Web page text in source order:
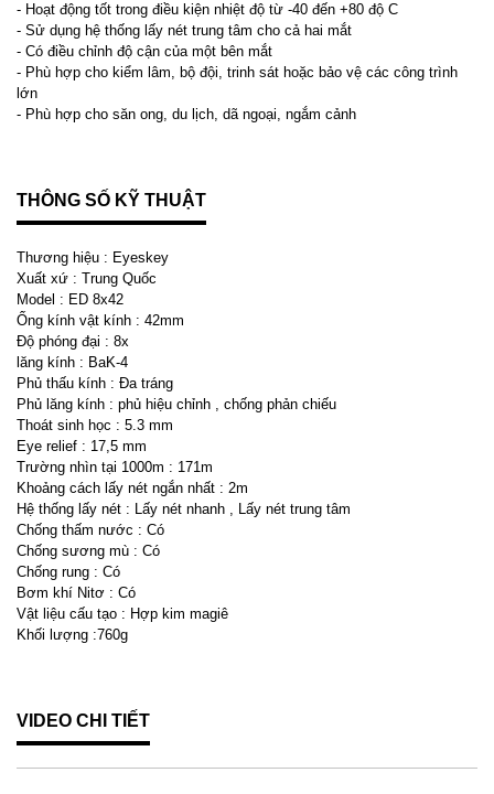
- Hoạt động tốt trong điều kiện nhiệt độ từ -40 đến +80 độ C
- Sử dụng hệ thống lấy nét trung tâm cho cả hai mắt
- Có điều chỉnh độ cận của một bên mắt
- Phù hợp cho kiểm lâm, bộ đội, trinh sát hoặc bảo vệ các công trình
lớn
- Phù hợp cho săn ong, du lịch, dã ngoại, ngắm cảnh
THÔNG SỐ KỸ THUẬT
Thương hiệu : Eyeskey
Xuất xứ : Trung Quốc
Model : ED 8x42
Ống kính vật kính : 42mm
Độ phóng đại : 8x
lăng kính : BaK-4
Phủ thấu kính : Đa tráng
Phủ lăng kính : phủ hiệu chỉnh , chống phản chiếu
Thoát sinh học : 5.3 mm
Eye relief : 17,5 mm
Trường nhìn tại 1000m : 171m
Khoảng cách lấy nét ngắn nhất : 2m
Hệ thống lấy nét : Lấy nét nhanh , Lấy nét trung tâm
Chống thấm nước : Có
Chống sương mù : Có
Chống rung : Có
Bơm khí Nitơ : Có
Vật liệu cấu tạo : Hợp kim magiê
Khối lượng :760g
VIDEO CHI TIẾT